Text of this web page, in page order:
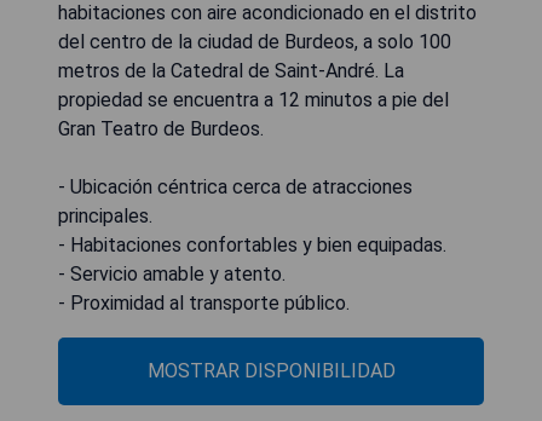
habitaciones con aire acondicionado en el distrito
del centro de la ciudad de Burdeos, a solo 100
metros de la Catedral de Saint-André. La
propiedad se encuentra a 12 minutos a pie del
Gran Teatro de Burdeos.
- Ubicación céntrica cerca de atracciones
principales.
- Habitaciones confortables y bien equipadas.
- Servicio amable y atento.
- Proximidad al transporte público.
MOSTRAR DISPONIBILIDAD